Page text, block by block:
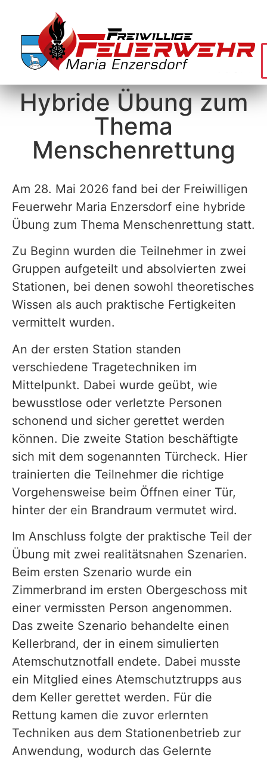
Hybride Übung zum
Thema
Menschenrettung
Am 28. Mai 2026 fand bei der Freiwilligen
Feuerwehr Maria Enzersdorf eine hybride
Übung zum Thema Menschenrettung statt.
Zu Beginn wurden die Teilnehmer in zwei
Gruppen aufgeteilt und absolvierten zwei
Stationen, bei denen sowohl theoretisches
Wissen als auch praktische Fertigkeiten
vermittelt wurden.
An der ersten Station standen
verschiedene Tragetechniken im
Mittelpunkt. Dabei wurde geübt, wie
bewusstlose oder verletzte Personen
schonend und sicher gerettet werden
können. Die zweite Station beschäftigte
sich mit dem sogenannten Türcheck. Hier
trainierten die Teilnehmer die richtige
Vorgehensweise beim Öffnen einer Tür,
hinter der ein Brandraum vermutet wird.
Im Anschluss folgte der praktische Teil der
Übung mit zwei realitätsnahen Szenarien.
Beim ersten Szenario wurde ein
Zimmerbrand im ersten Obergeschoss mit
einer vermissten Person angenommen.
Das zweite Szenario behandelte einen
Kellerbrand, der in einem simulierten
Atemschutznotfall endete. Dabei musste
ein Mitglied eines Atemschutztrupps aus
dem Keller gerettet werden. Für die
Rettung kamen die zuvor erlernten
Techniken aus dem Stationenbetrieb zur
Anwendung, wodurch das Gelernte